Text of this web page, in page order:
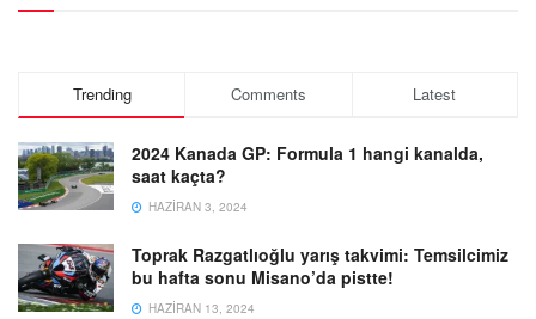
Trending Comments Latest
2024 Kanada GP: Formula 1 hangi kanalda,
saat kaçta?
HAZIRAN 3, 2024
Toprak Razgatlıoğlu yarış takvimi: Temsilcimiz
bu hafta sonu Misano’da pistte!
HAZIRAN 13, 2024